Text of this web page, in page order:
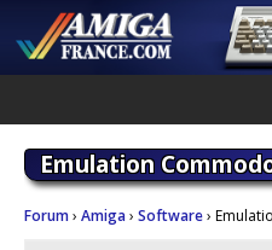
Emulation
Forum› Amiga› Software›